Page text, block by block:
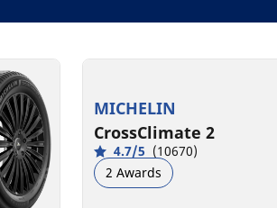
MICHELIN
CrossClimate 2
4.7/5 (10670)
2 Awards